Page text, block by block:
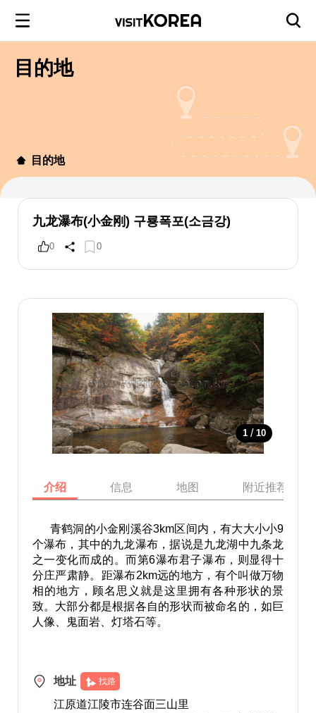
目的地
目的地
九龙瀑布(小金刚) 구룡폭포(소금강)
0 0
1 / 10
介绍 信息 地图 附近推荐景点
青鹤洞的小金刚溪谷3km区间内，有大大小小9
个瀑布，其中的九龙瀑布，据说是九龙湖中九条龙
之一变化而成的。而第6瀑布君子瀑布，则显得十
分庄严肃静。距瀑布2km远的地方，有个叫做万物
相的地方，顾名思义就是这里拥有各种形状的景
致。大部分都是根据各自的形状而被命名的，如巨
人像、鬼面岩、灯塔石等。
地址 找路
江原道江陵市连谷面三山里